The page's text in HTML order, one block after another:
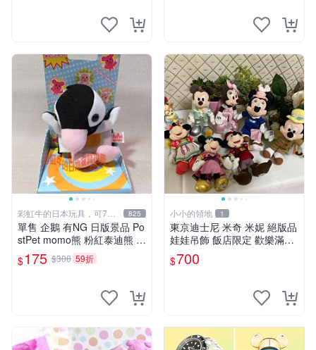
彩虹牛的日本玩具，可7取
付
825
單售 企鵝 有NG 日版景品 Po
stPet momo熊 粉紅泰迪熊 娃
娃 布偶 手指頭 娃娃
$175 $300 59折
小小的領地 1
東京迪士尼 米奇 米妮 絕版品
娃娃吊飾 飯店限定 歡樂滿人
間 復活節
$700